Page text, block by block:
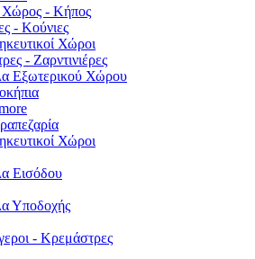
Χώρος - Κήπος
- Κούνιες
Χώροι
- Ζαρντινιέρες
Εξωτερικού Χώρου
Χώροι
Εισόδου
Υποδοχής
- Κρεμάστρες